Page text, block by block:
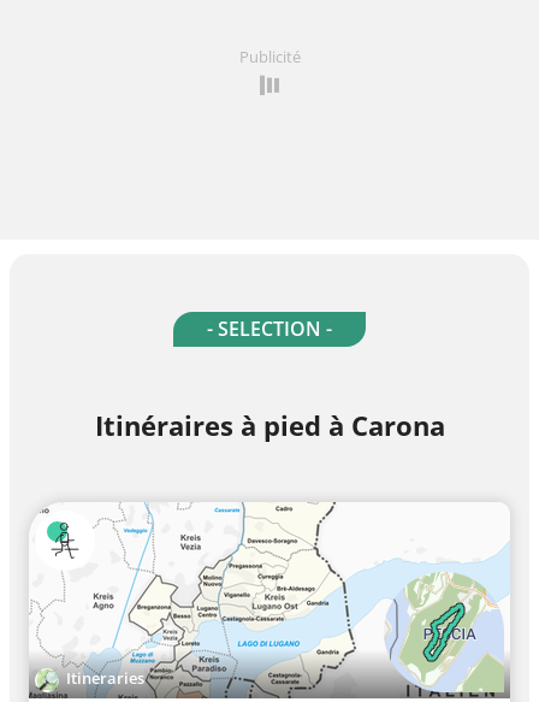
Publicité
- SELECTION -
Itinéraires à pied à Carona
Itineraries